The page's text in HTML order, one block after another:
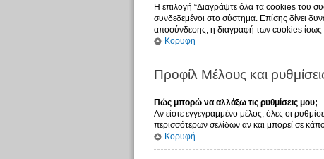
Η επιλογή “Διαγράψτε όλα τα cookies του
συνδεδεμένοι στο σύστημα. Επίσης δίνει
αποσύνδεσης, η διαγραφή των cookies ίσως
Κορυφή
Προφίλ Μέλους και
Πώς μπορώ να αλλάξω τις ρυθμίσεις μου;
Αν είστε εγγεγραμμένο μέλος, όλες οι
περισσότερων σελίδων αν και μπορεί σε
Κορυφή